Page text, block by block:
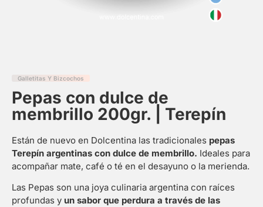
Galletitas Y Bizcochos
Pepas con dulce de
membrillo 200gr. | Terepín
Están de nuevo en Dolcentina las tradicionales pepas
Terepín argentinas con dulce de membrillo. Ideales para
acompañar mate, café o té en el desayuno o la merienda.
Las Pepas son una joya culinaria argentina con raíces
profundas y un sabor que perdura a través de las